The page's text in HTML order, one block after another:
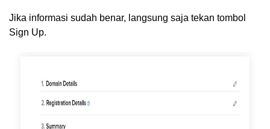
Jika informasi sudah benar, langsung saja tekan tombol
Sign Up.